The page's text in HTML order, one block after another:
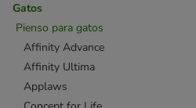
Gatos
Pienso para gatos
Affinity Advance
Affinity Ultima
Applaws